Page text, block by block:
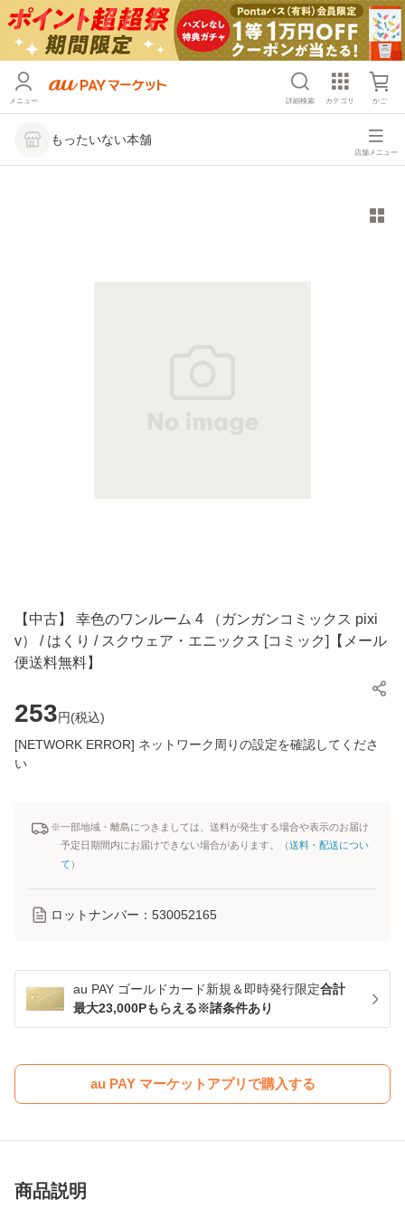
メニュー 詳細検索 カテゴリ かご
もったいない本舗
店舗メニュー
【中古】 幸色のワンルーム 4 （ガンガンコミックス pixi
v） / はくり / スクウェア・エニックス [コミック]【メール
便送料無料】
253円(税込)
[NETWORK ERROR] ネットワーク周りの設定を確認してくださ
い
※一部地域・離島につきましては、送料が発生する場合や表示のお届け
予定日期間内にお届けできない場合があります。（送料・配送につい
て ）
ロットナンバー： 530052165
au PAY ゴールドカード新規＆即時発行限定合計
最大23,000Pもらえる※諸条件あり
au PAY マーケットアプリで購入する
商品説明